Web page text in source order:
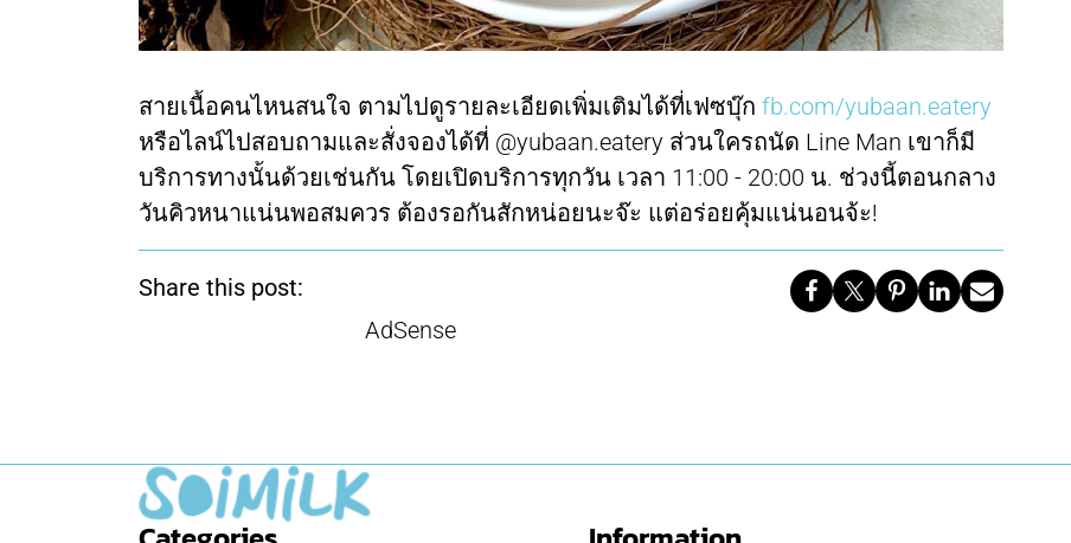
สายเนื้อคนไหนสนใจ ตามไปดูรายละเอียดเพิ่มเติมได้ที่เฟซบุ๊ก fb.com/yubaan.eatery
หรือไลน์ไปสอบถามและสั่งจองได้ที่ @yubaan.eatery ส่วนใครถนัด Line Man เขาก็มี
บริการทางนั้นด้วยเช่นกัน โดยเปิดบริการทุกวัน เวลา 11:00 - 20:00 น. ช่วงนี้ตอนกลาง
วันคิวหนาแน่นพอสมควร ต้องรอกันสักหน่อยนะจ๊ะ แต่อร่อยคุ้มแน่นอนจ้ะ!
Share this post:
AdSense